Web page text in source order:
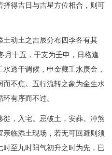
得吉日与吉星方位相合，则可
动土之吉辰分布四季各有其
月十五，干支为壬申，日格逢
透干调候，申金藏壬水庚金，
不焦。五行流转之象为金生水
有序而不过。
，入宅。忌破土，安葬。冲煞
临添土现场，若无可回避则须
至九时阳气初升之时为先，巳